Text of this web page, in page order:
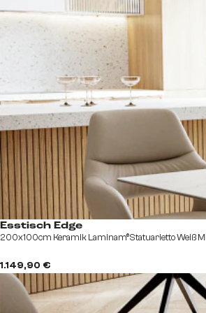
Esstisch Edge
200x100cm Keramik Laminam®Statuarietto Weiß
1.149,90 €